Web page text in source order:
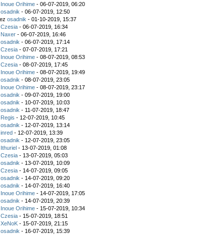
Inoue Orihime - 06-07-2019, 06:20
osadnik - 06-07-2019, 12:50
osadnik - 01-10-2019, 15:37
Czesia - 06-07-2019, 16:34
Naxer - 06-07-2019, 16:46
osadnik - 06-07-2019, 17:14
Czesia - 07-07-2019, 17:21
Inoue Orihime - 08-07-2019, 08:53
Czesia - 08-07-2019, 17:45
Inoue Orihime - 08-07-2019, 19:49
osadnik - 08-07-2019, 23:05
Inoue Orihime - 08-07-2019, 23:17
osadnik - 09-07-2019, 19:00
osadnik - 10-07-2019, 10:03
osadnik - 11-07-2019, 18:47
Regis - 12-07-2019, 10:45
osadnik - 12-07-2019, 13:14
inred - 12-07-2019, 13:39
osadnik - 12-07-2019, 23:05
Ithuriel - 13-07-2019, 01:08
Czesia - 13-07-2019, 05:03
osadnik - 13-07-2019, 10:09
Czesia - 14-07-2019, 09:05
osadnik - 14-07-2019, 09:20
osadnik - 14-07-2019, 16:40
Inoue Orihime - 14-07-2019, 17:05
osadnik - 14-07-2019, 20:39
Inoue Orihime - 15-07-2019, 10:34
Czesia - 15-07-2019, 18:51
XeNoK - 15-07-2019, 21:15
osadnik - 16-07-2019, 15:39